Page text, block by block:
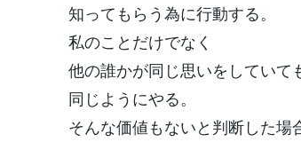
知ってもらう為に行動する。
私のことだけでなく
他の誰かが同じ思いをしていて
同じようにやる。
そんな価値もないと判断した場